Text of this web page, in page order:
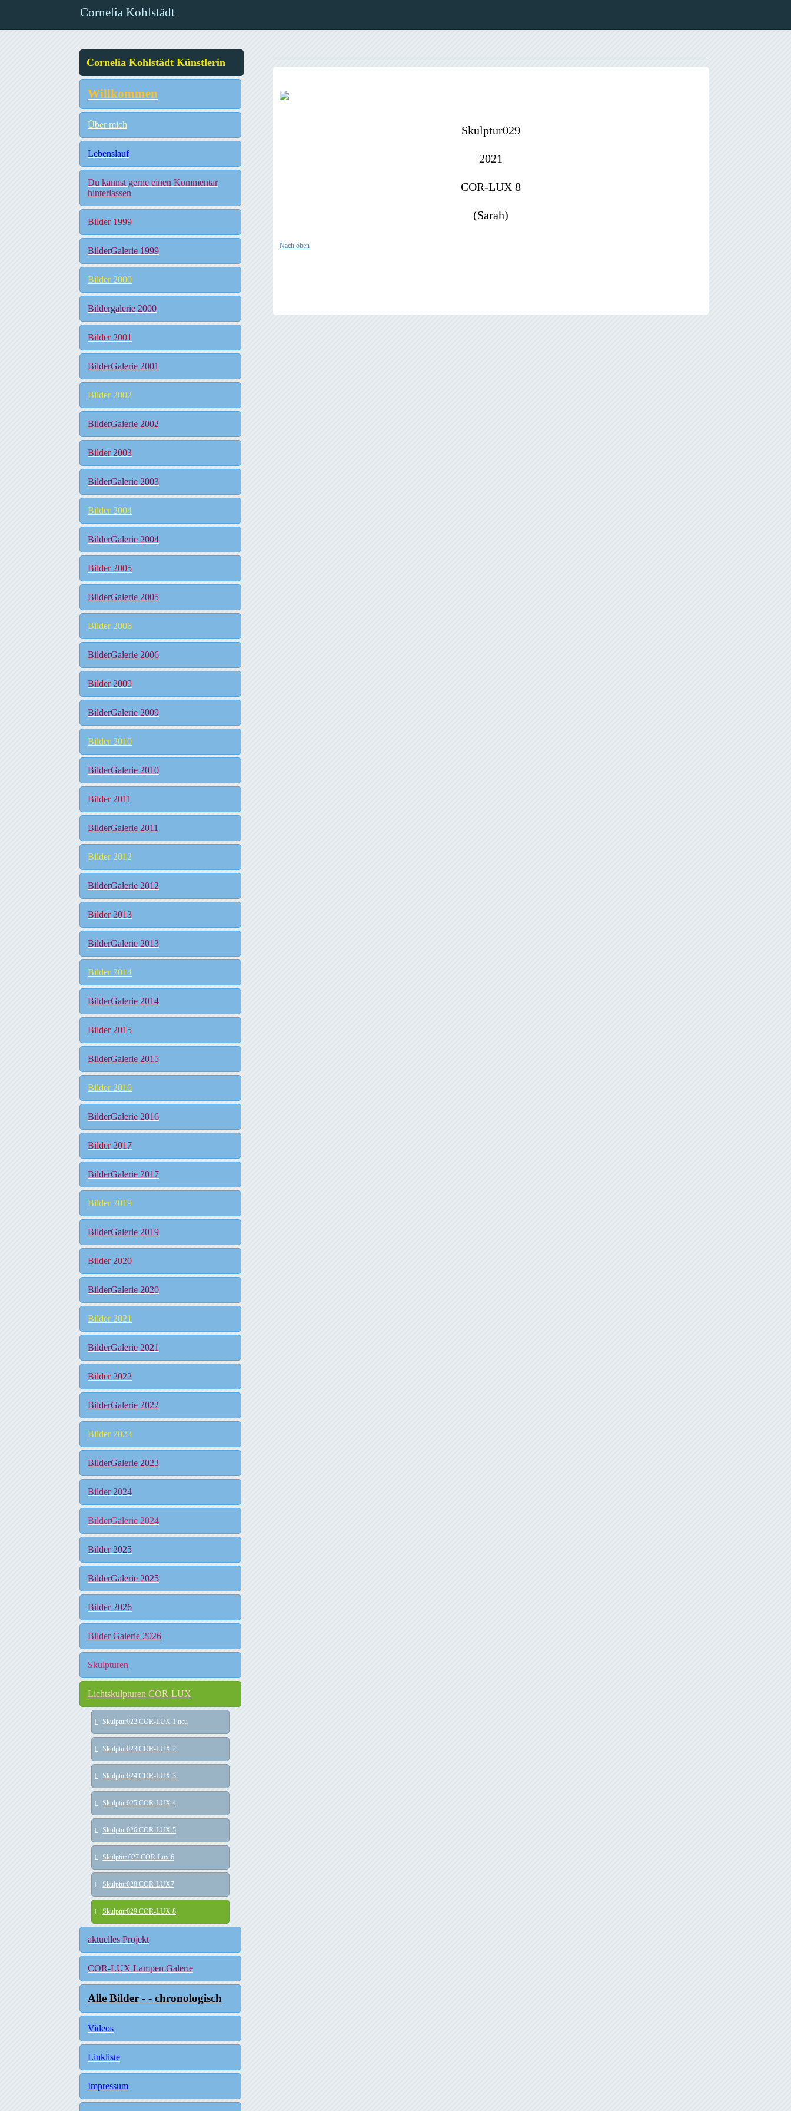
Cornelia Kohlstädt
Cornelia Kohlstädt Künstlerin
Willkommen
Über mich
Lebenslauf
Du kannst gerne einen Kommentar
hinterlassen
Bilder 1999
BilderGalerie 1999
Bilder 2000
Bildergalerie 2000
Bilder 2001
BilderGalerie 2001
Bilder 2002
BilderGalerie 2002
Bilder 2003
BilderGalerie 2003
Bilder 2004
BilderGalerie 2004
Bilder 2005
BilderGalerie 2005
Bilder 2006
BilderGalerie 2006
Bilder 2009
BilderGalerie 2009
Bilder 2010
BilderGalerie 2010
Bilder 2011
BilderGalerie 2011
Bilder 2012
BilderGalerie 2012
Bilder 2013
BilderGalerie 2013
Bilder 2014
BilderGalerie 2014
Bilder 2015
BilderGalerie 2015
Bilder 2016
BilderGalerie 2016
Bilder 2017
BilderGalerie 2017
Bilder 2019
BilderGalerie 2019
Bilder 2020
BilderGalerie 2020
Bilder 2021
BilderGalerie 2021
Bilder 2022
BilderGalerie 2022
Bilder 2023
BilderGalerie 2023
Bilder 2024
BilderGalerie 2024
Bilder 2025
BilderGalerie 2025
Bilder 2026
Bilder Galerie 2026
Skulpturen
Lichtskulpturen COR-LUX
Skulptur022 COR-LUX 1 neu
Skulptur023 COR-LUX 2
Skulptur024 COR-LUX 3
Skulptur025 COR-LUX 4
Skulptur026 COR-LUX 5
Skulptur 027 COR-Lux 6
Skulptur028 COR-LUX7
Skulptur029 COR-LUX 8
aktuelles Projekt
COR-LUX Lampen Galerie
Alle Bilder - - chronologisch
Videos
Linkliste
Impressum
Skulptur029
2021
COR-LUX 8
(Sarah)
Nach oben